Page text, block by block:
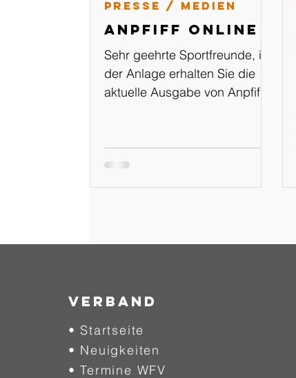
Anpfiff Online
Sehr geehrte Sportfreunde, in
der Anlage erhalten Sie die
aktuelle Ausgabe von Anpfiff
Presse / Medien
Verband
• Startseite
• Neuigkeiten
• Termine WFV